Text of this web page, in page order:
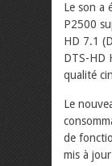
Le son a
P2500
HD 7.1
DTS-HD
qualité
Le
de
mis à